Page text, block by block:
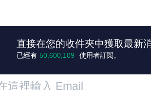
直接在您的收件夾中獲取最新
已經有 50,600,109 使用者訂閱。
+4